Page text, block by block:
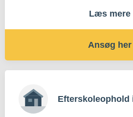
Læs mere
Ansøg her
Efterskoleophold